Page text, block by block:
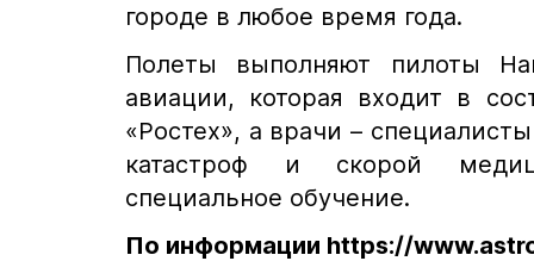
городе в любое время года.
Полеты выполняют пилоты
авиации, которая входит в
«Ростех», а врачи –
катастроф и скорой
специальное обучение.
По информации https://